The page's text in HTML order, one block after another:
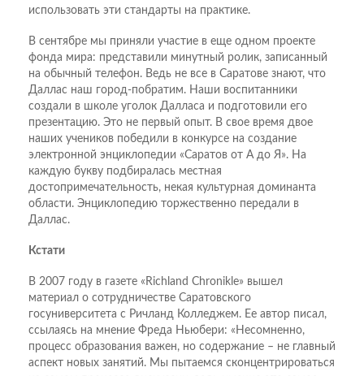
использовать эти стандарты на практике.
В сентябре мы приняли участие в еще одном проекте
фонда мира: представили минутный ролик, записанный
на обычный телефон. Ведь не все в Саратове знают, что
Даллас наш город-побратим. Наши воспитанники
создали в школе уголок Далласа и подготовили его
презентацию. Это не первый опыт. В свое время двое
наших учеников победили в конкурсе на создание
электронной энциклопедии «Саратов от А до Я». На
каждую букву подбиралась местная
достопримечательность, некая культурная доминанта
области. Энциклопедию торжественно передали в
Даллас.
Кстати
В 2007 году в газете «Richland Chronikle» вышел
материал о сотрудничестве Саратовского
госуниверситета с Ричланд Колледжем. Ее автор писал,
ссылаясь на мнение Фреда Ньюбери: «Несомненно,
процесс образования важен, но содержание – не главный
аспект новых занятий. Мы пытаемся сконцентрироваться